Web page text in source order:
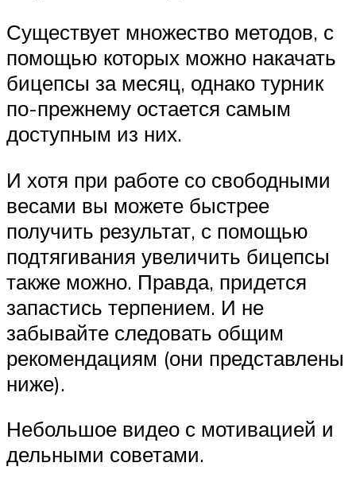
Существует множество методов, с
помощью которых можно накачать
бицепсы за месяц, однако турник
по-прежнему остается самым
доступным из них.
И хотя при работе со свободными
весами вы можете быстрее
получить результат, с помощью
подтягивания увеличить бицепсы
также можно. Правда, придется
запастись терпением. И не
забывайте следовать общим
рекомендациям (они представлены
ниже).
Небольшое видео с мотивацией и
дельными советами.